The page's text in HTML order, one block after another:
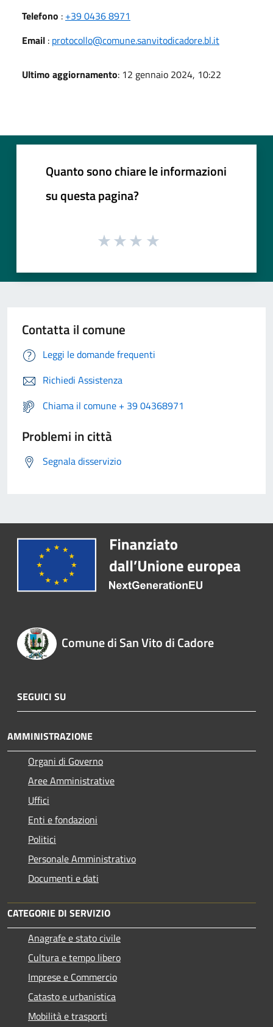
Telefono : +39 0436 8971
Email : protocollo@comune.sanvitodicadore.bl.it
Ultimo aggiornamento: 12 gennaio 2024, 10:22
Quanto sono chiare le informazioni
su questa pagina?
Contatta il comune
Leggi le domande frequenti
Richiedi Assistenza
Chiama il comune + 39 04368971
Problemi in città
Segnala disservizio
Comune di San Vito di Cadore
SEGUICI SU
AMMINISTRAZIONE
Organi di Governo
Aree Amministrative
Uffici
Enti e fondazioni
Politici
Personale Amministrativo
Documenti e dati
CATEGORIE DI SERVIZIO
Anagrafe e stato civile
Cultura e tempo libero
Imprese e Commercio
Catasto e urbanistica
Mobilità e trasporti